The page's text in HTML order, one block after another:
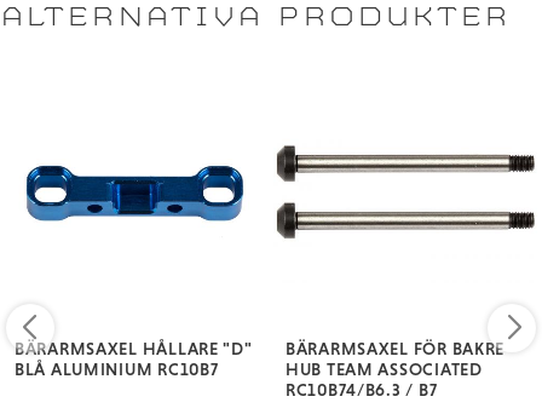
ALTERNATIVA PRODUKTER
BÄRARMSAXEL HÅLLARE "D"
BLÅ ALUMINIUM RC10B7
BÄRARMSAXEL FÖR BAKRE
HUB TEAM ASSOCIATED
RC10B74/B6.3 / B7